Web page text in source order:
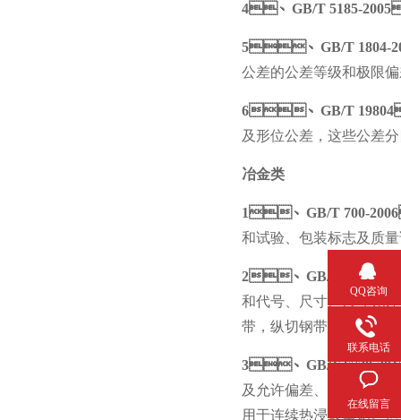
4、 GB/T 5185-2005
5、 GB/T 1804-
公差的公差等级和极限偏差
6、 GB/T 19804
及形位公差，这些公差
冶金类
1、 GB/T 700-2006
和试验、包装标志及质量证
2、 GB/T 709-2019
和代号、尺寸、尺寸允
带，纵切钢带，连轧钢板
3、 GB/T 6728-
及允许偏差、技术要求
用于连续热浸镀型钢。
QQ咨询
联系电话
在线留言